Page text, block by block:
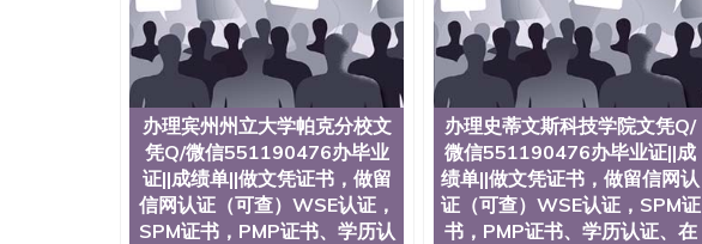
办理宾州州立大学帕克分校文
凭Q/微信551190476办毕业
证||成绩单||做文凭证书，做留
信网认证（可查）WSE认证，
SPM证书，PMP证书、学历认
办理史蒂文斯科技学院文凭Q/
微信551190476办毕业证||成
绩单||做文凭证书，做留信网认
证（可查）WSE认证，SPM证
书，PMP证书、学历认证、在